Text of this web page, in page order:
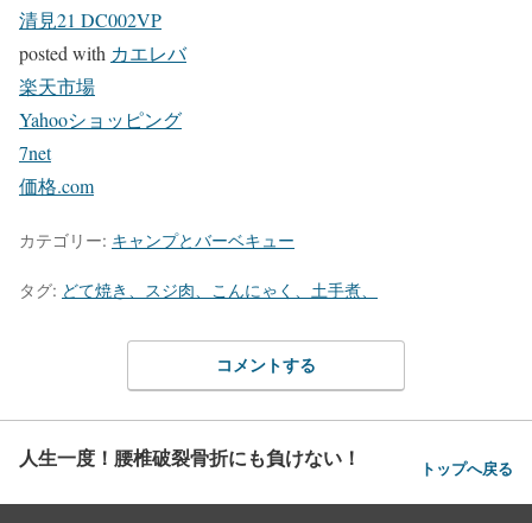
清見21 DC002VP
posted with カエレバ
楽天市場
Yahooショッピング
7net
価格.com
カテゴリー: キャンプとバーベキュー
タグ: どて焼き、スジ肉、こんにゃく、土手煮、
コメントする
人生一度！腰椎破裂骨折にも負けない！ トップへ戻る